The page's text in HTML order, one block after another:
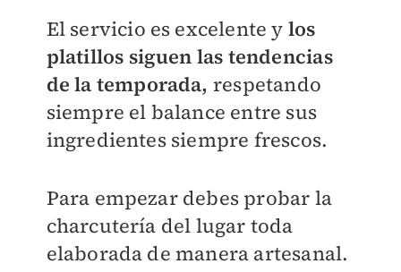
El servicio es excelente y los
platillos siguen las tendencias
de la temporada, respetando
siempre el balance entre sus
ingredientes siempre frescos.
Para empezar debes probar la
charcutería del lugar toda
elaborada de manera artesanal.